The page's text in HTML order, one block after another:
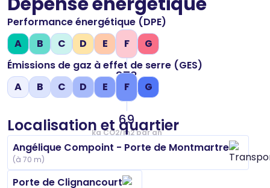
Performance énergétique (DPE)
A
B C D E F
373
kWh/m2 par an
G
Émissions de gaz à effet de serre (GES)
A
B C D E F
69
kg CO2/m2 par an
G
Localisation et quartier
Angélique Compoint - Porte de Montmartre
(à 70 m)
Porte de Clignancourt